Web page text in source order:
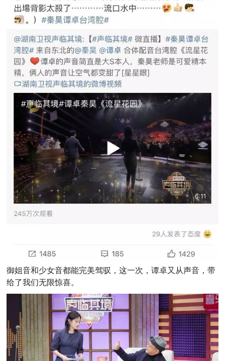
御姐音和少女音都能完美驾驭，这一次，谭卓又从声音，带
给了我们无限惊喜。